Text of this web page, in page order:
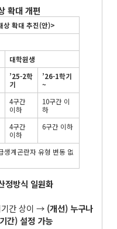
확대 개편
상 확대 추진(안)>
대학원생
’25-2학
기
’26-1학기
~
4구간
이하
10구간 이
하
4구간
이하
6구간 이하
생계곤란자 유형 변동 없
정방식 일원화
기간 상이 → (개선) 누구나
간)설정 가능